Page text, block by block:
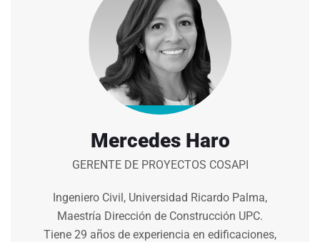
Mercedes Haro
GERENTE DE PROYECTOS COSAPI
Ingeniero Civil, Universidad Ricardo Palma,
Maestría Dirección de Construcción UPC.
Tiene 29 años de experiencia en edificaciones,